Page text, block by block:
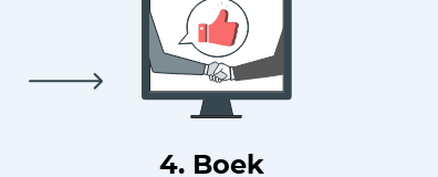
4. Boek